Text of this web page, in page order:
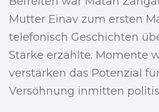
Mutter Einav zum ersten
telefonisch Geschichten
Stärke erzählte. Momente
verstärken das Potenzial
Versöhnung inmitten